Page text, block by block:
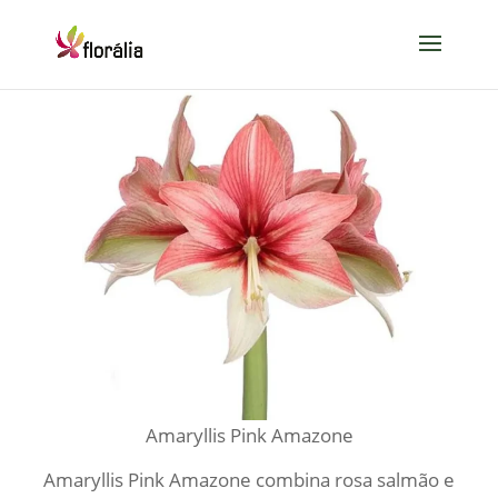
Amaryllis Pink Amazone
Amaryllis Pink Amazone combina rosa salmão e